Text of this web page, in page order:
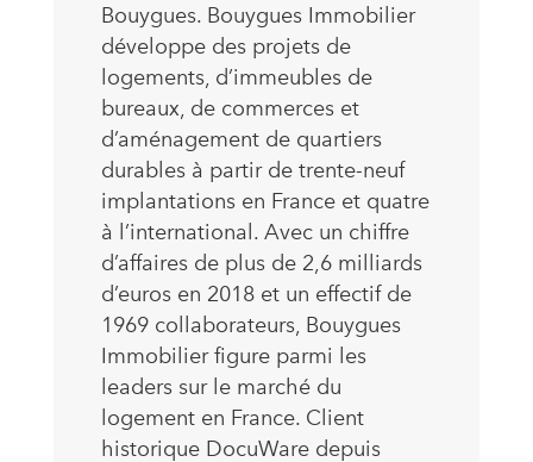
Bouygues. Bouygues Immobilier
développe des projets de
logements, d’immeubles de
bureaux, de commerces et
d’aménagement de quartiers
durables à partir de trente-neuf
implantations en France et quatre
à l’international. Avec un chiffre
d’affaires de plus de 2,6 milliards
d’euros en 2018 et un effectif de
1969 collaborateurs, Bouygues
Immobilier figure parmi les
leaders sur le marché du
logement en France. Client
historique DocuWare depuis